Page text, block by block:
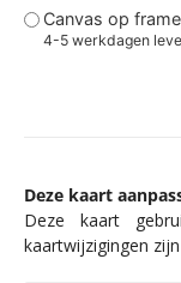
Canvas op frame
4-5 werkdagen
Deze kaart
Deze kaart
kaartwijzigingen